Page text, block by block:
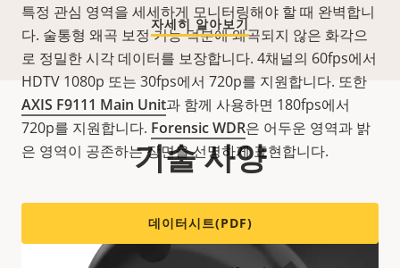
특정 관심 영역을 세세하게 모니터링해야 할 때 완벽합니
다. 술통형 왜곡 보정 기능 덕분에 왜곡되지 않은 화각으
로 정밀한 시각 데이터를 보장합니다. 4채널의 60fps에서
HDTV 1080p 또는 30fps에서 720p를 지원합니다. 또한
AXIS F9111 Main Unit과 함께 사용하면 180fps에서
720p를 지원합니다. Forensic WDR은 어두운 영역과 밝
은 영역이 공존하는 장면을 선명하게 표현합니다.
자세히 알아보기
기술 사양
데이터시트(PDF)